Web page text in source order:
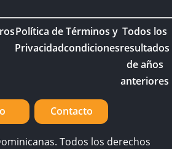
Política de
Privacidad
Términos y
condiciones
Todos los
resultados
de años
anteriores
Contacto
Todos los derechos